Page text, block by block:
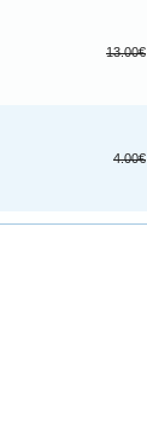
13.00€
4.00€